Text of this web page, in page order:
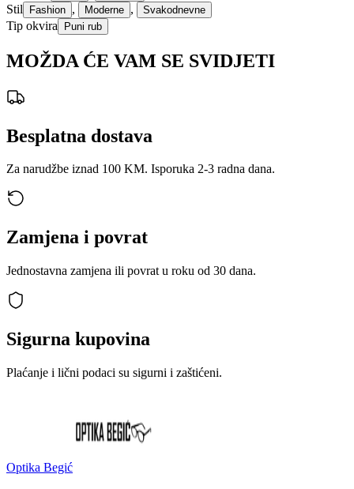
Stil Fashion , Moderne , Svakodnevne
Tip okvira Puni rub
MOŽDA ĆE VAM SE SVIDJETI
Besplatna dostava
Za narudžbe iznad 100 KM. Isporuka 2-3 radna dana.
Zamjena i povrat
Jednostavna zamjena ili povrat u roku od 30 dana.
Sigurna kupovina
Plaćanje i lični podaci su sigurni i zaštićeni.
Optika Begić